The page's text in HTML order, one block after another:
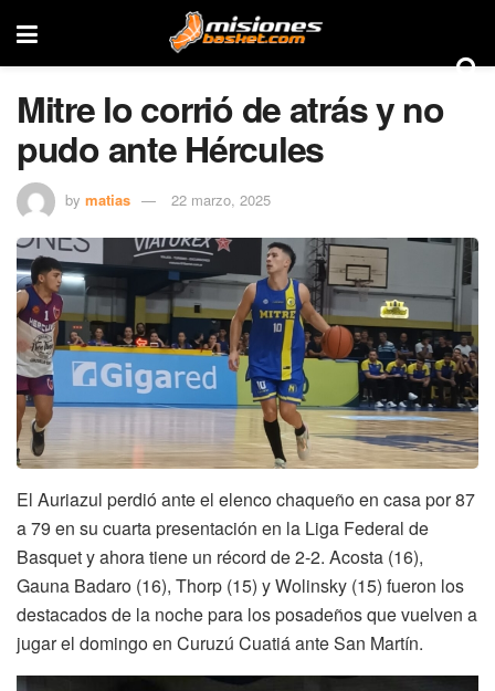
Mitre lo corrió de atrás y no
pudo ante Hércules
by matias 22 marzo, 2025
El Auriazul perdió ante el elenco chaqueño en casa por 87
a 79 en su cuarta presentación en la Liga Federal de
Basquet y ahora tiene un récord de 2-2. Acosta (16),
Gauna Badaro (16), Thorp (15) y Wolinsky (15) fueron los
destacados de la noche para los posadeños que vuelven a
jugar el domingo en Curuzú Cuatiá ante San Martín.